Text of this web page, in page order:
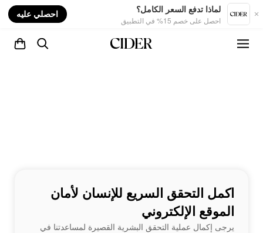
لماذا تدفع السعر الكامل؟
احصل على خصم 15% في التطبيق
احصلي عليه
اكمل التحقق السريع للإنسان لأمان
الموقع الإلكتروني
يرجى إكمال عملية التحقق البشرية القصيرة لمساعدتنا في